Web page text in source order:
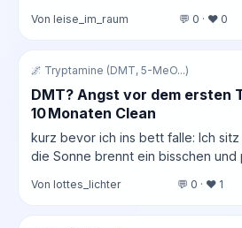
Von leise_im_raum 💬 0 · ❤️ 0
🌌 Tryptamine (DMT, 5-MeO...)
DMT? Angst vor dem ersten
10 Monaten Clean
kurz bevor ich ins bett falle: Ich sitz
die Sonne brennt ein bisschen und
Von lottes_lichter 💬 0 · ❤️ 1